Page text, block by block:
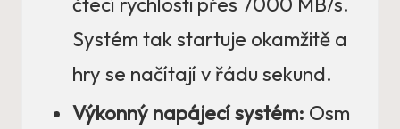
Systém tak startuje okamžitě a
hry se načítají v řádu sekund.
Výkonný napájecí systém: Osm